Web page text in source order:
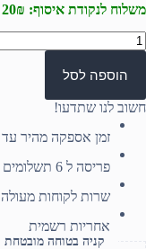
משלוח לנקודת איסוף: 20₪ | משלוח עד הבית: 50₪
כמות
של
CONTROLER
ORIGNAL
הוספה לסל
חשוב לנו שתדעו!
זמן אספקה מהיר עד 3 ימי עסקים
פריסה ל 6 תשלומים ללא ריבית (יותר? דברו איתנו)
שרות לקוחות מעולה
אחריות רשמית
קניה בטוחה מובטחת